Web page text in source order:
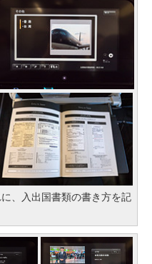
、入出国書類の書き方を記